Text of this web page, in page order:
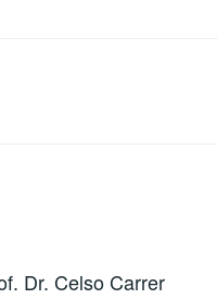
Dr. Celso Carrer